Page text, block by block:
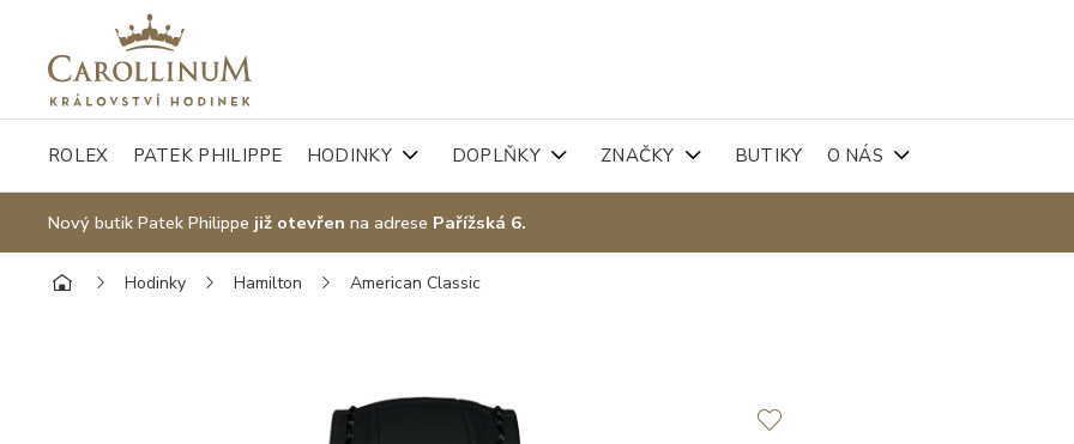
ROLEX PATEK PHILIPPE HODINKY DOPLŇKY ZNAČKY BUTIKY O NÁS
Nový butik Patek Philippe již otevřen na adrese Pařížská 6.
Hodinky Hamilton American Classic